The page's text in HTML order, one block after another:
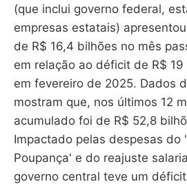
(que inclui governo federal,
empresas estatais)
de R$ 16,4 bilhões no mês
em relação ao déficit de R$
em fevereiro de 2025. Dados
mostram que, nos últimos 12
acumulado foi de R$ 52,8
Impactado pelas despesas do
Poupança' e do reajuste
governo central teve um